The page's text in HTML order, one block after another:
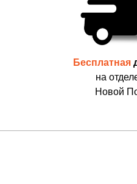
Бесплатная
на
Новой